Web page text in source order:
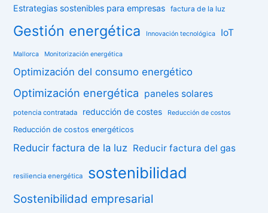
Estrategias sostenibles para empresas factura de la luz
Gestión energética Innovación tecnológica IoT
Mallorca Monitorización energética
Optimización del consumo energético
Optimización energética paneles solares
potencia contratada reducción de costes Reducción de costos
Reducción de costos energéticos
Reducir factura de la luz Reducir factura del gas
resiliencia energética sostenibilidad
Sostenibilidad empresarial